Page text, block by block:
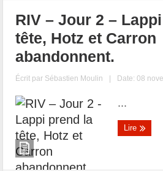
RIV – Jour 2 –
tête, Hotz et Carron
abandonnent.
Écrit par Sébastien Moulin | Date: 08
...
Lire